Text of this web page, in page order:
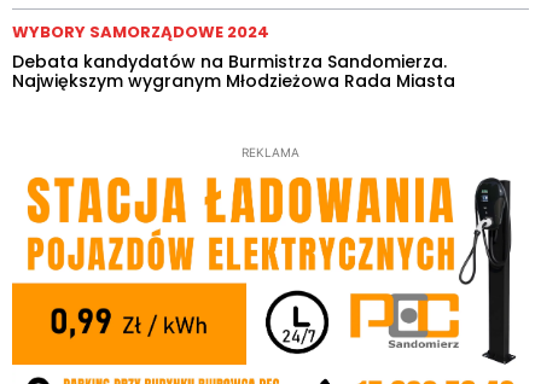
WYBORY SAMORZĄDOWE 2024
Debata kandydatów na Burmistrza Sandomierza.
Największym wygranym Młodzieżowa Rada Miasta
REKLAMA